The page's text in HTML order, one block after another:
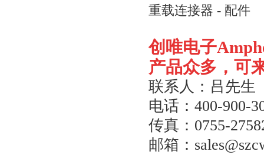
重载连接器 - 配件
创唯电子
产品众多，可
联系人：吕先生
电话： 400-900-
传真： 0755-
邮箱：